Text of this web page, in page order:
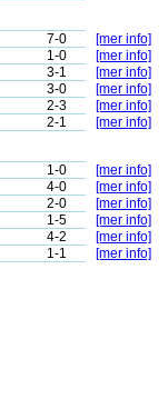
7-0
[mer info]
1-0
[mer info]
3-1
[mer info]
3-0
[mer info]
2-3
[mer info]
2-1 [mer info]
1-0
[mer info]
4-0
[mer info]
2-0
[mer info]
1-5
[mer info]
4-2
[mer info]
1-1 [mer info]